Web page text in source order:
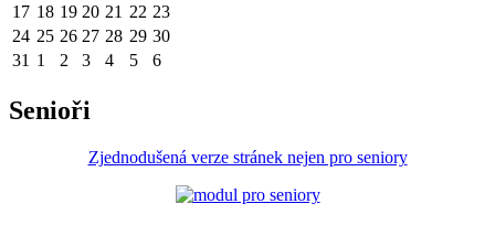
17 18 19 20 21 22 23
24 25 26 27 28 29 30
31 1 2 3 4 5 6
Senioři
Zjednodušená verze stránek nejen pro seniory